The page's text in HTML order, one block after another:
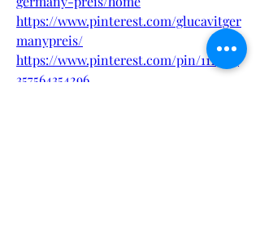
https://www.pinterest.com/glucavitger
manypreis/
https://www.pinterest.com/pin/1117385
357564354296